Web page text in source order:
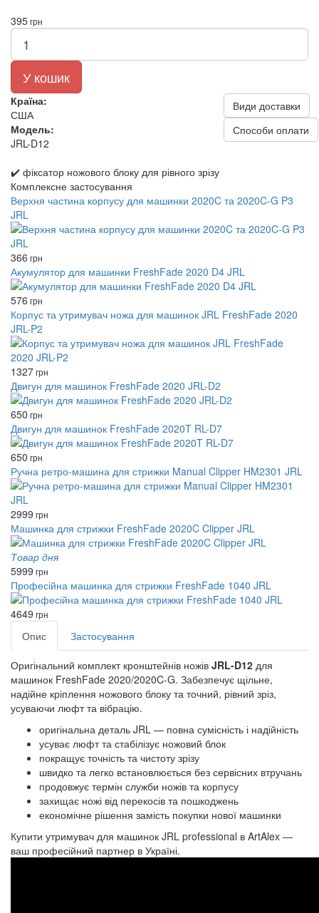
395грн
У кошик
Країна:
США
Модель:
JRL-D12
Види доставки
Способи оплати
✔️ фіксатор ножового блоку для рівного зрізу
Комплексне застосування
Верхня частина корпусу для машинки 2020C та 2020C-G P3
JRL
366 грн
Акумулятор для машинки FreshFade 2020 D4 JRL
576 грн
Корпус та утримувач ножа для машинок JRL FreshFade 2020
JRL-P2
1327грн
Двигун для машинок FreshFade 2020 JRL-D2
650 грн
Двигун для машинок FreshFade 2020T RL-D7
650 грн
Ручна ретро-машина для стрижки Manual Clipper HM2301 JRL
2999 грн
Машинка для стрижки FreshFade 2020C Clipper JRL
Товар дня
5999 грн
Професійна машинка для стрижки FreshFade 1040 JRL
4649 грн
Опис Застосування
Оригінальний комплект кронштейнів ножів JRL-D12 для
машинок FreshFade 2020/2020C-G. Забезпечує щільне,
надійне кріплення ножового блоку та точний, рівний зріз,
усуваючи люфт та вібрацію.
оригінальна деталь JRL — повна сумісність і надійність
усуває люфт та стабілізує ножовий блок
покращує точність та чистоту зрізу
швидко та легко встановлюється без сервісних втручань
продовжує термін служби ножів та корпусу
захищає ножі від перекосів та пошкоджень
економічне рішення замість покупки нової машинки
Купити утримувач для машинок JRL professional в ArtAlex —
ваш професійний партнер в Україні.